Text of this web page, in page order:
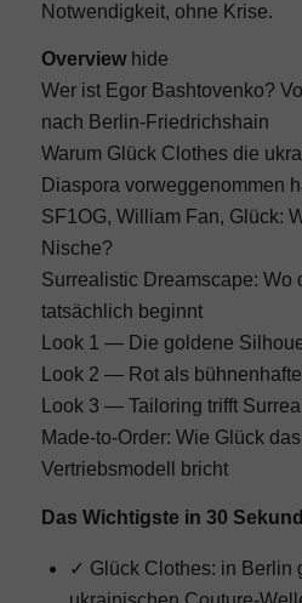
Notwendigkeit, ohne Krise.
Overview hide
Wer ist Egor Bashtovenko?
nach Berlin-Friedrichshain
Warum Glück Clothes die
Diaspora vorweggenommen
SF1OG, William Fan, Glück:
Nische?
Surrealistic Dreamscape: Wo
tatsächlich beginnt
Look 1 — Die goldene
Look 2 — Rot als
Look 3 — Tailoring trifft
Made-to-Order: Wie Glück
Vertriebsmodell bricht
Das Wichtigste in 30
✓ Glück Clothes: in Berlin